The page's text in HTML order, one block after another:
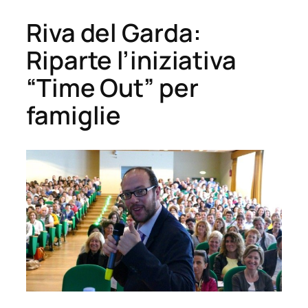
Riva del Garda:
Riparte l’iniziativa
“Time Out” per
famiglie